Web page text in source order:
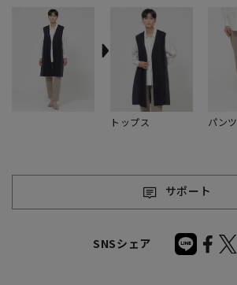
トップス パンツ
サポート
SNSシェア